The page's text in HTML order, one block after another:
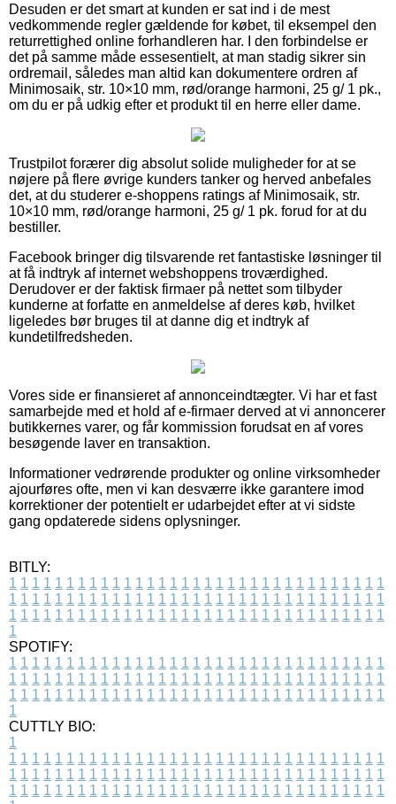
Desuden er det smart at kunden er sat ind i de mest
vedkommende regler gældende for købet, til eksempel den
returrettighed online forhandleren har. I den forbindelse er
det på samme måde essesentielt, at man stadig sikrer sin
ordremail, således man altid kan dokumentere ordren af
Minimosaik, str. 10×10 mm, rød/orange harmoni, 25 g/ 1 pk.,
om du er på udkig efter et produkt til en herre eller dame.
Trustpilot forærer dig absolut solide muligheder for at se
nøjere på flere øvrige kunders tanker og herved anbefales
det, at du studerer e-shoppens ratings af Minimosaik, str.
10×10 mm, rød/orange harmoni, 25 g/ 1 pk. forud for at du
bestiller.
Facebook bringer dig tilsvarende ret fantastiske løsninger til
at få indtryk af internet webshoppens troværdighed.
Derudover er der faktisk firmaer på nettet som tilbyder
kunderne at forfatte en anmeldelse af deres køb, hvilket
ligeledes bør bruges til at danne dig et indtryk af
kundetilfredsheden.
Vores side er finansieret af annonceindtægter. Vi har et fast
samarbejde med et hold af e-firmaer derved at vi annoncerer
butikkernes varer, og får kommission forudsat en af vores
besøgende laver en transaktion.
Informationer vedrørende produkter og online virksomheder
ajourføres ofte, men vi kan desværre ikke garantere imod
korrektioner der potentielt er udarbejdet efter at vi sidste
gang opdaterede sidens oplysninger.
BITLY:
1 1 1 1 1 1 1 1 1 1 1 1 1 1 1 1 1 1 1 1 1 1 1 1 1 1 1 1 1 1 1 1 1
1 1 1 1 1 1 1 1 1 1 1 1 1 1 1 1 1 1 1 1 1 1 1 1 1 1 1 1 1 1 1 1 1
1 1 1 1 1 1 1 1 1 1 1 1 1 1 1 1 1 1 1 1 1 1 1 1 1 1 1 1 1 1 1 1 1
1
SPOTIFY:
1 1 1 1 1 1 1 1 1 1 1 1 1 1 1 1 1 1 1 1 1 1 1 1 1 1 1 1 1 1 1 1 1
1 1 1 1 1 1 1 1 1 1 1 1 1 1 1 1 1 1 1 1 1 1 1 1 1 1 1 1 1 1 1 1 1
1 1 1 1 1 1 1 1 1 1 1 1 1 1 1 1 1 1 1 1 1 1 1 1 1 1 1 1 1 1 1 1 1
1
CUTTLY BIO:
1
1 1 1 1 1 1 1 1 1 1 1 1 1 1 1 1 1 1 1 1 1 1 1 1 1 1 1 1 1 1 1 1 1
1 1 1 1 1 1 1 1 1 1 1 1 1 1 1 1 1 1 1 1 1 1 1 1 1 1 1 1 1 1 1 1 1
1 1 1 1 1 1 1 1 1 1 1 1 1 1 1 1 1 1 1 1 1 1 1 1 1 1 1 1 1 1 1 1 1